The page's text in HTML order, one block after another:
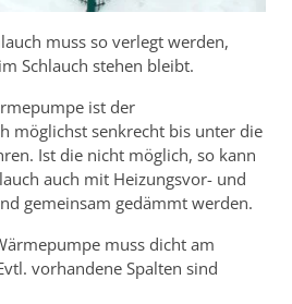
muss so verlegt werden,
Schlauch stehen bleibt.
ist der
möglichst senkrecht bis unter die
Ist die nicht möglich, so kann
auch mit Heizungsvor- und
gemeinsam gedämmt werden.
muss dicht am
vorhandene Spalten sind